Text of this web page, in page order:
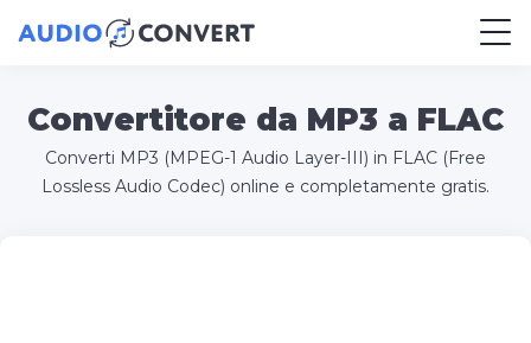
Convertitore da MP3 a FLAC
Converti MP3 (MPEG-1 Audio Layer-III) in FLAC (Free
Lossless Audio Codec) online e completamente gratis.